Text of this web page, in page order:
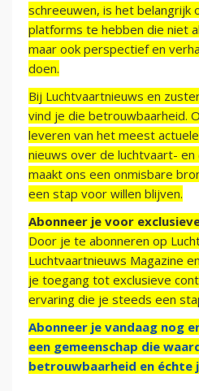
schreeuwen, is het belangrijk
platforms te hebben die niet
maar ook perspectief en
doen.
Bij Luchtvaartnieuws en
vind je die betrouwbaarheid.
leveren van het meest
nieuws over de luchtvaart-
maakt ons een onmisbare
een stap voor willen blijven.
Abonneer je voor
Door je te abonneren op
Luchtvaartnieuws Magazine
je toegang tot exclusieve
ervaring die je steeds een
Abonneer je vandaag nog
een gemeenschap die
betrouwbaarheid en échte